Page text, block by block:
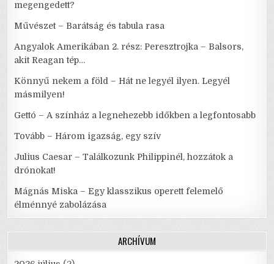
megengedett?
Művészet – Barátság és tabula rasa
Angyalok Amerikában 2. rész: Peresztrojka – Balsors,
akit Reagan tép…
Könnyű nekem a föld – Hát ne legyél ilyen. Legyél
másmilyen!
Gettó – A színház a legnehezebb időkben a legfontosabb
Tovább – Három igazság, egy szív
Julius Caesar – Találkozunk Philippinél, hozzátok a
drónokat!
Mágnás Miska – Egy klasszikus operett felemelő
élménnyé zabolázása
ARCHÍVUM